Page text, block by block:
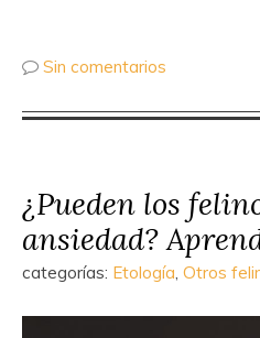
Sin comentarios
¿Pueden los
ansiedad?
categorías: Etología, Otros